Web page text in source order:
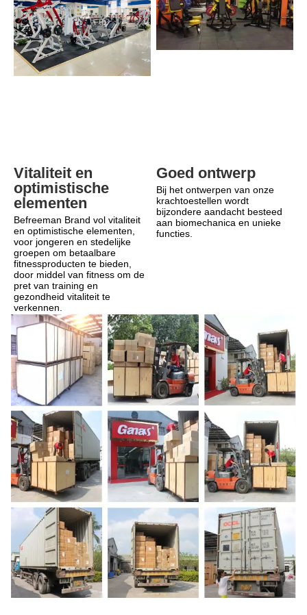
Vitaliteit en
optimistische
elementen
Befreeman Brand vol vitaliteit
en optimistische elementen,
voor jongeren en stedelijke
groepen om betaalbare
fitnessproducten te bieden,
door middel van fitness om de
pret van training en
gezondheid vitaliteit te
verkennen.
Goed ontwerp
Bij het ontwerpen van onze
krachtoestellen wordt
bijzondere aandacht besteed
aan biomechanica en unieke
functies.